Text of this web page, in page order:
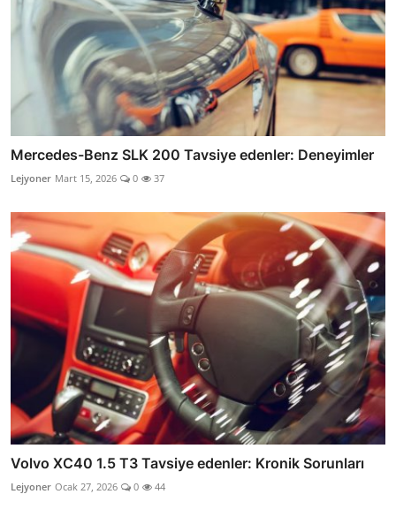
Mercedes-Benz SLK 200 Tavsiye edenler: Deneyimler
Lejyoner Mart 15, 2026 0 37
Volvo XC40 1.5 T3 Tavsiye edenler: Kronik Sorunları
Lejyoner Ocak 27, 2026 0 44